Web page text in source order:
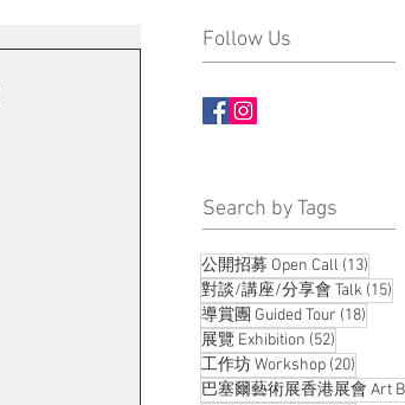
Follow Us
​Search by Tags
公開招募 Open Call (13)
對談/講座/分享會 Talk (15)
導賞團 Guided Tour (18)
展覽 Exhibition (52)
工作坊 Workshop (20)